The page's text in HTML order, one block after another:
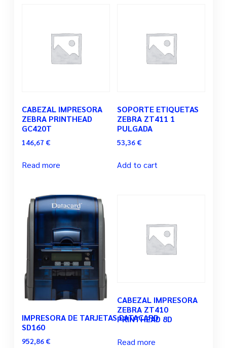
CABEZAL IMPRESORA
ZEBRA PRINTHEAD
GC420T
146,67 €
Read more
SOPORTE ETIQUETAS
ZEBRA ZT411 1
PULGADA
53,36 €
Add to cart
IMPRESORA DE TARJETAS DATACARD
SD160
952,86 €
CABEZAL IMPRESORA
ZEBRA ZT410
PRINTHEAD 8D
Read more